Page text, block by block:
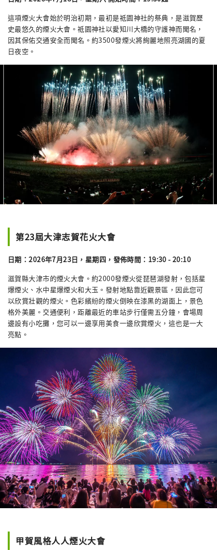
這項煙火大會始於明治初期，最初是祗園神社的祭典，是滋賀歷
史最悠久的煙火大會。祗園神社以愛知川大橋的守護神而聞名，
因其保佑交通安全而聞名。約3500發煙火將絢麗地照亮湖國的夏
日夜空。
第23屆大津志賀花火大會
日期：2026年7月23日，星期四，發佈時間：19:30 - 20:10
滋賀縣大津市的煙火大會。約2000發煙火從琵琶湖發射，包括星
爆煙火、水中星爆煙火和大玉。發射地點靠近觀景區，因此您可
以欣賞壯觀的煙火。色彩繽紛的煙火倒映在漆黑的湖面上，景色
格外美麗。交通便利，距離最近的車站步行僅需五分鐘，會場周
邊設有小吃攤，您可以一邊享用美食一邊欣賞煙火，這也是一大
亮點。
甲賀風格人人煙火大會